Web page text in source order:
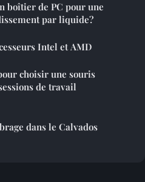
boîtier de PC pour une
par liquide?
Intel et AMD
choisir une souris
de travail
dans le Calvados